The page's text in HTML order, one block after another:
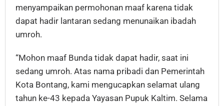
menyampaikan permohonan maaf karena tidak
dapat hadir lantaran sedang menunaikan ibadah
umroh.
“Mohon maaf Bunda tidak dapat hadir, saat ini
sedang umroh. Atas nama pribadi dan Pemerintah
Kota Bontang, kami mengucapkan selamat ulang
tahun ke-43 kepada Yayasan Pupuk Kaltim. Selama